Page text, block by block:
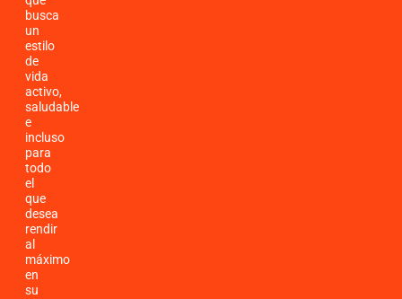
busca
un
estilo
de
vida
activo,
saludable
e
incluso
para
todo
el
que
desea
rendir
al
máximo
en
su